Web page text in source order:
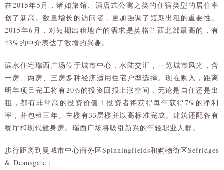
在2015年5月，诸如旅馆、酒店式公寓之类的住宿类型的居住率
创了新高。数量增长的访问者，更加强调了短期出租的重要性。
2015年6月，对短期出租地产的需求是英格兰西北部最高的，有
43%的中介表达了激增的兴趣。
滨水住宅瑞西广场位于城市中心，水陆交汇，一览城市风光，含
一房、两房、三房多种经济适用住宅户型选择。现在购入，距离
明年项目完工将有20%的投资回报上涨空间，无论是自住还是出
租，都有非常高的投资价值！投资者将获得每年获得7%的净利
率，并包租三年。主楼有33层楼并以高标准完成。建筑还配备有
餐厅和现代健身房。瑞西广场将吸引新兴的年轻职业人群。
步行距离到曼城市中心商务区Spinningfields和购物街区Sefridges
& Deansgate；